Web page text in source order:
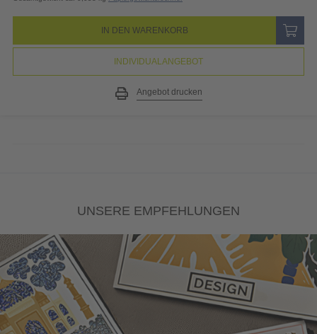
IN DEN WARENKORB
INDIVIDUALANGEBOT
Angebot drucken
UNSERE EMPFEHLUNGEN